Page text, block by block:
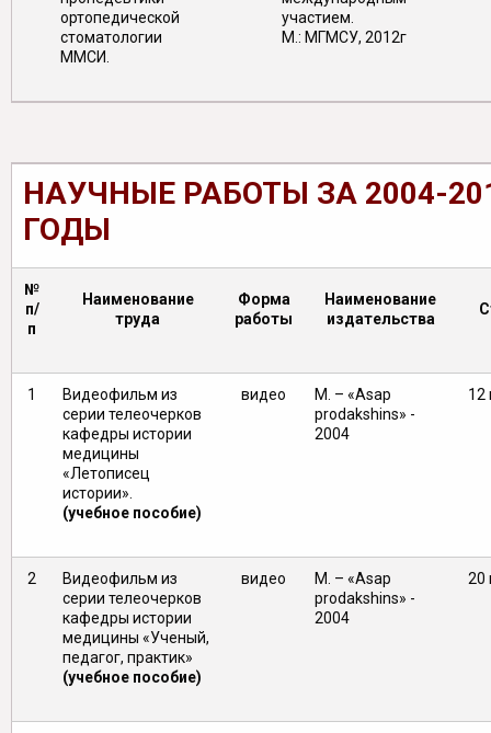
ортопедической
стоматологии
ММСИ.
участием.
М.: МГМСУ, 2012г
НАУЧНЫЕ РАБОТЫ ЗА 2004-
ГОДЫ
№
п/
п
Наименование
труда
Форма
работы
Наименование
издательства
1
Видеофильм из
серии телеочерков
кафедры истории
медицины
«Летописец
истории».
(учебное пособие)
видео
М. – «Asap
prodakshins» -
2004
12
2
Видеофильм из
серии телеочерков
кафедры истории
медицины «Ученый,
педагог, практик»
(учебное пособие)
видео
М. – «Asap
prodakshins» -
2004
20